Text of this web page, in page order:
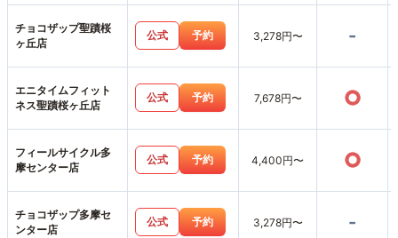
チョコザップ聖蹟桜
ヶ丘店
公式 予約 3,278円〜 -
エニタイムフィット
ネス聖蹟桜ヶ丘店
公式 予約 7,678円〜 ○
フィールサイクル多
摩センター店
公式 予約 4,400円〜 ○
チョコザップ多摩セ
ンター店
公式 予約 3,278円〜 -